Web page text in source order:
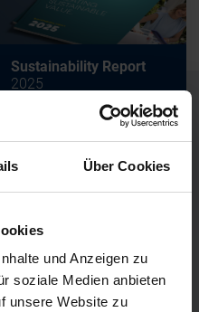
Über Cookies
und Anzeigen zu
soziale Medien anbieten
unsere Website zu
Sustainability Report
2025
w